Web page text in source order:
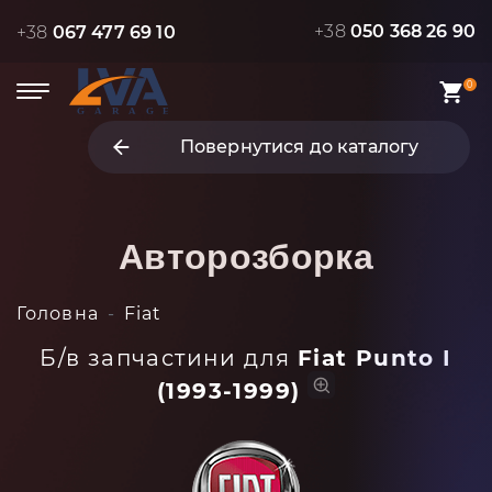
+38 067 477 69 10 +38 050 368 26 90
0
Повернутися до каталогу
Авторозборка
Головна Fiat
Б/в запчастини для Fiat Punto I
(1993-1999)